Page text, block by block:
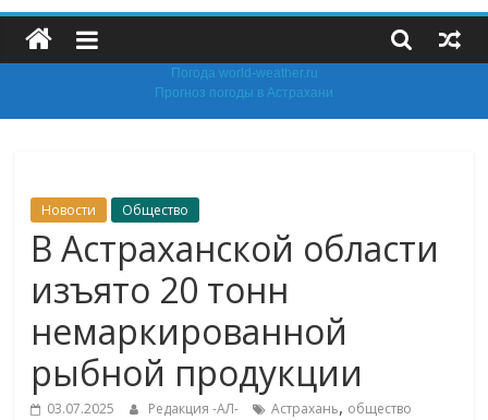
Погода world-weather.ru
Прогноз погоды в Астрахани
Новости Общество
В Астраханской области
изъято 20 тонн
немаркированной
рыбной продукции
03.07.2025 Редакция -АЛ- Астрахань, общество